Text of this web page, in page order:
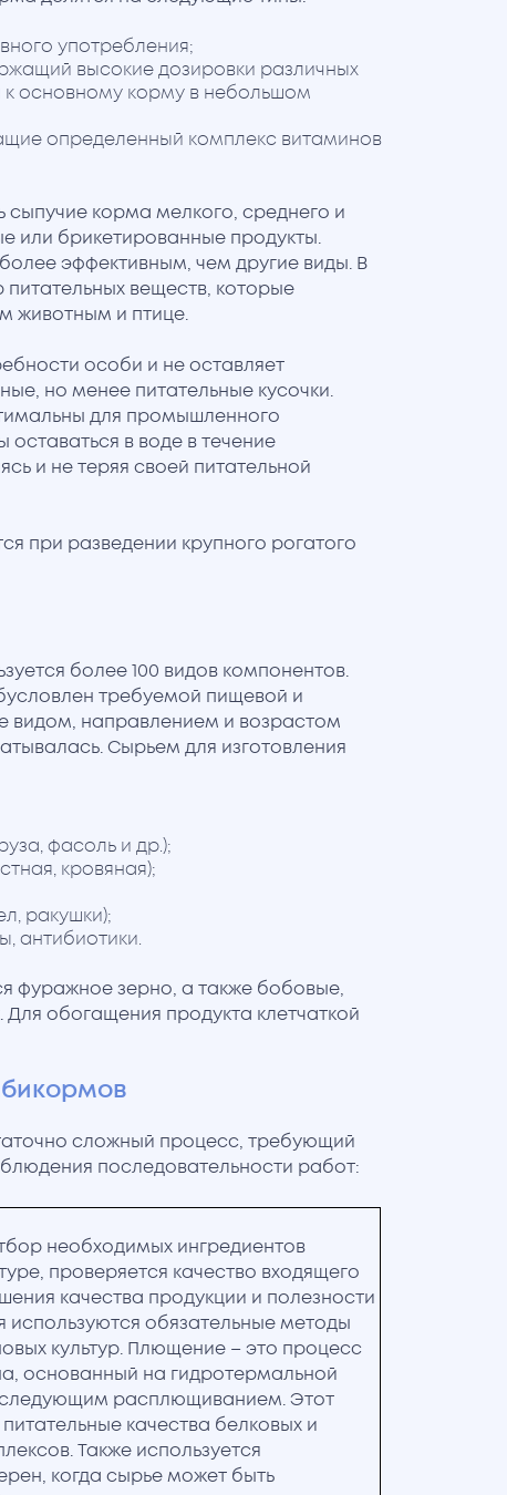
употребления;
высокие дозировки различных
к основному корму в небольшом
определенный комплекс витаминов
корма мелкого, среднего и
или брикетированные продукты.
эффективным, чем другие виды. В
веществ, которые
животным и птице.
особи и не оставляет
но менее питательные кусочки.
для промышленного
в воде в течение
и не теряя своей питательной
при разведении крупного рогатого
более 100 видов компонентов.
требуемой пищевой и
видом, направлением и возрастом
Сырьем для изготовления
фасоль и др.);
кровяная);
ракушки);
антибиотики.
фуражное зерно, а также бобовые,
обогащения продукта клетчаткой
сложный процесс, требующий
последовательности работ:
необходимых ингредиентов
проверяется качество входящего
качества продукции и полезности
используются обязательные методы
культур. Плющение – это процесс
основанный на гидротермальной
расплющиванием. Этот
качества белковых и
Также используется
когда сырье может быть